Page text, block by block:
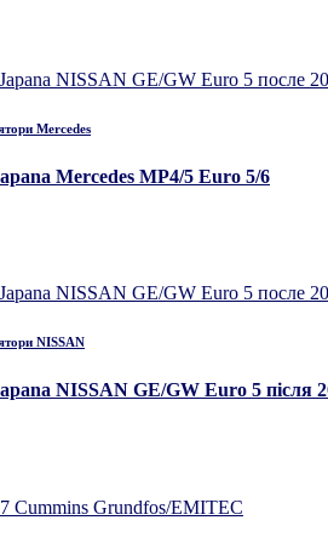
Mercedes
Mercedes MP4/5 Euro 5/6
NISSAN
NISSAN GE/GW Euro 5 після